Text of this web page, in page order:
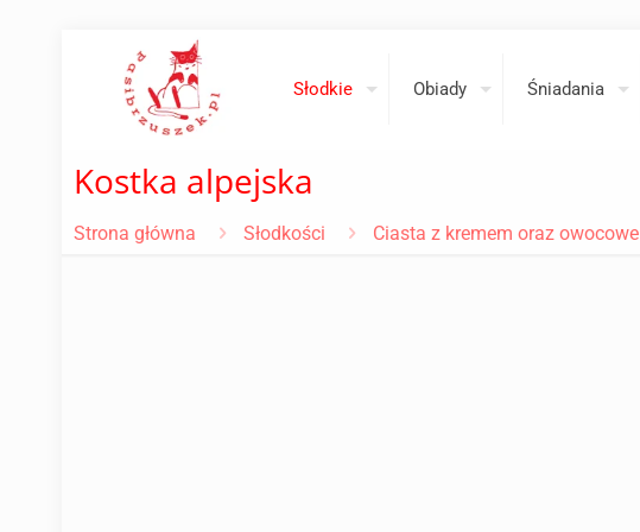
Słodkie Obiady Śniadania
Kostka alpejska
Strona główna Słodkości Ciasta z kremem oraz owocowe